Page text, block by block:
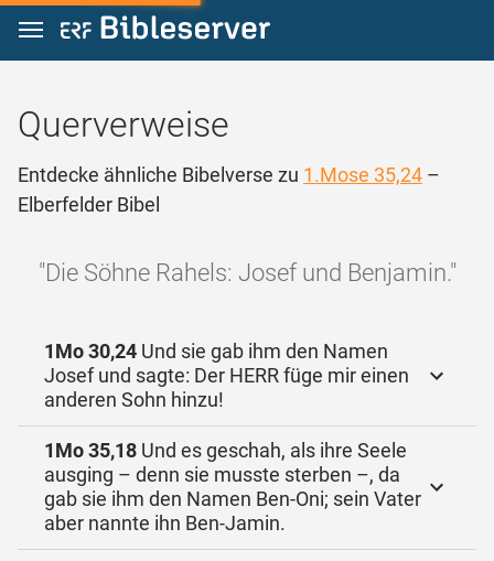
Zum Inhalt springen
Querverweise
Entdecke ähnliche Bibelverse zu 1.Mose 35,24 –
Elberfelder Bibel
"Die Söhne Rahels: Josef und Benjamin."
1Mo 30,24 Und sie gab ihm den Namen
Josef und sagte: Der HERR füge mir einen
anderen Sohn hinzu!
1Mo 35,18 Und es geschah, als ihre Seele
ausging – denn sie musste sterben –, da
gab sie ihm den Namen Ben-Oni; sein Vater
aber nannte ihn Ben-Jamin.